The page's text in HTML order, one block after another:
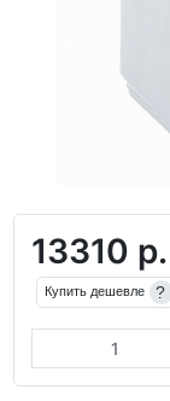
13310 р.
Купить дешевле ?